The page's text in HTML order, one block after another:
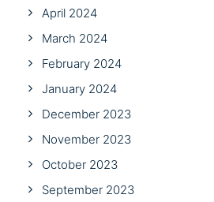
April 2024
March 2024
February 2024
January 2024
December 2023
November 2023
October 2023
September 2023